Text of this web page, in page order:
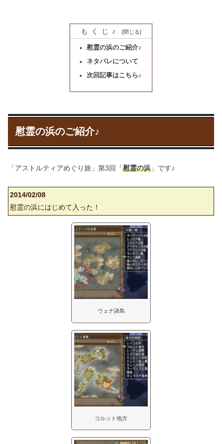
もくじ♪
慰霊の浜のご紹介♪
ネタバレについて
次回記事はこちら♪
慰霊の浜のご紹介♪
「アストルティアめぐり旅」第3回「慰霊の浜 」です♪
2014/02/08
慰霊の浜にはじめて入った！
ウェナ諸島
コルット地方